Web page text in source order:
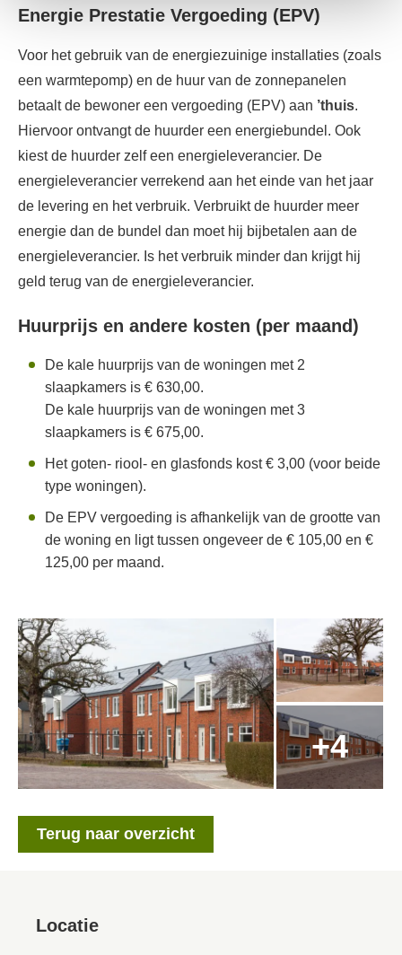
Energie Prestatie Vergoeding (EPV)
Voor het gebruik van de energiezuinige installaties (zoals
een warmtepomp) en de huur van de zonnepanelen
betaalt de bewoner een vergoeding (EPV) aan ’thuis.
Hiervoor ontvangt de huurder een energiebundel. Ook
kiest de huurder zelf een energieleverancier. De
energieleverancier verrekend aan het einde van het jaar
de levering en het verbruik. Verbruikt de huurder meer
energie dan de bundel dan moet hij bijbetalen aan de
energieleverancier. Is het verbruik minder dan krijgt hij
geld terug van de energieleverancier.
Huurprijs en andere kosten (per maand)
De kale huurprijs van de woningen met 2
slaapkamers is € 630,00.
De kale huurprijs van de woningen met 3
slaapkamers is € 675,00.
Het goten- riool- en glasfonds kost € 3,00 (voor beide
type woningen).
De EPV vergoeding is afhankelijk van de grootte van
de woning en ligt tussen ongeveer de € 105,00 en €
125,00 per maand.
Terug naar overzicht
Locatie